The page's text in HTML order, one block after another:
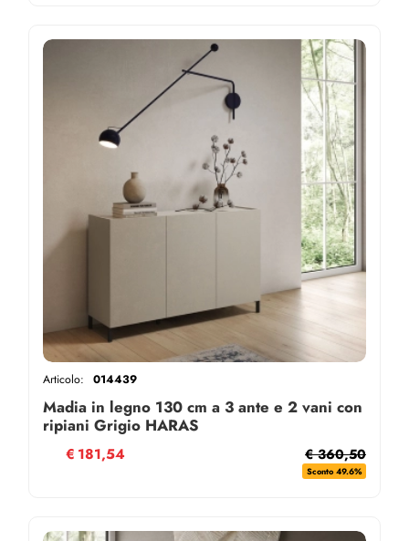
Madia in legno 130 cm a 3 ante e 2 vani con
ripiani Grigio HARAS
Articolo: 014439
€ 360,50
Sconto 49.6%
€ 181,54